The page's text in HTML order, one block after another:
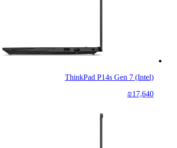
ThinkPad P14s Gen 7 (Intel)
₪17,640